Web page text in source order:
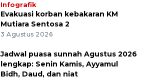
Infografik
Evakuasi korban kebakaran KM
Mutiara Sentosa 2
3 Agustus 2026
Jadwal puasa sunnah Agustus 2026
lengkap: Senin Kamis, Ayyamul
Bidh, Daud, dan niat